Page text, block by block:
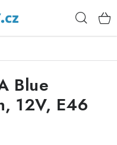
Blue
12V, E46